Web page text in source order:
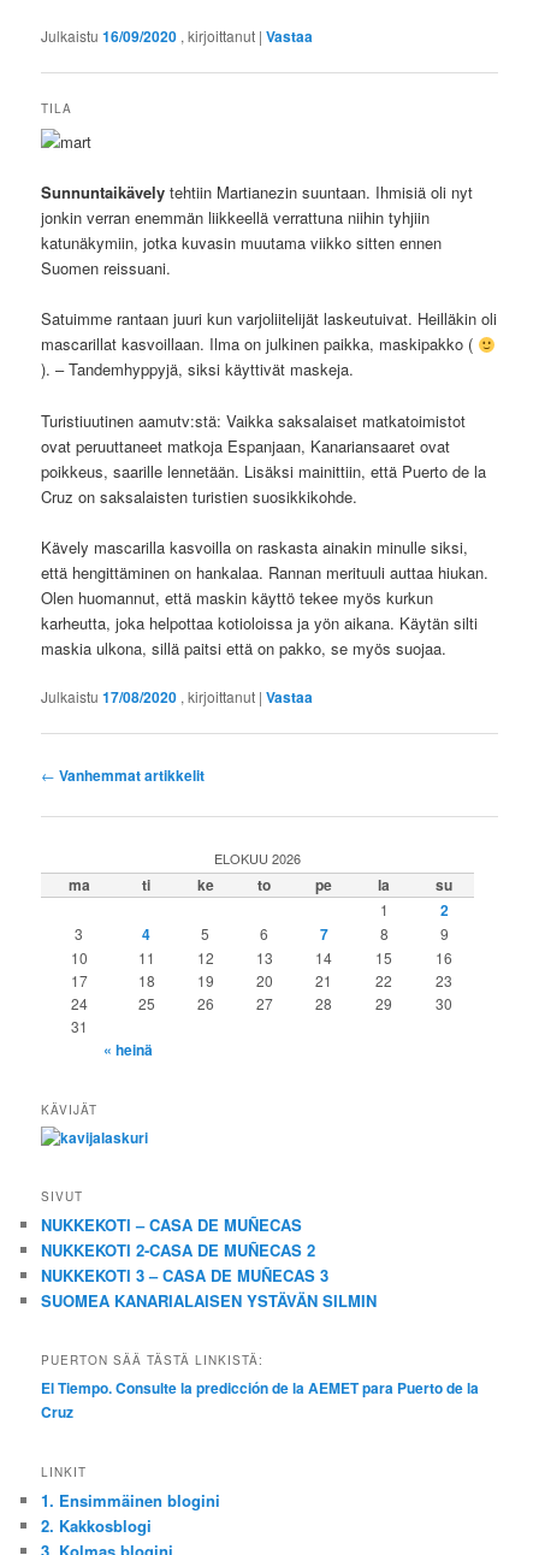
Julkaistu16/09/2020 , kirjoittanut |Vastaa
TILA
Sunnuntaikävely tehtiin Martianezin suuntaan. Ihmisiä oli nyt
jonkin verran enemmän liikkeellä verrattuna niihin tyhjiin
katunäkymiin, jotka kuvasin muutama viikko sitten ennen
Suomen reissuani.
Satuimme rantaan juuri kun varjoliitelijät laskeutuivat. Heilläkin oli
mascarillat kasvoillaan. Ilma on julkinen paikka, maskipakko (
). – Tandemhyppyjä, siksi käyttivät maskeja.
Turistiuutinen aamutv:stä: Vaikka saksalaiset matkatoimistot
ovat peruuttaneet matkoja Espanjaan, Kanariansaaret ovat
poikkeus, saarille lennetään. Lisäksi mainittiin, että Puerto de la
Cruz on saksalaisten turistien suosikkikohde.
Kävely mascarilla kasvoilla on raskasta ainakin minulle siksi,
että hengittäminen on hankalaa. Rannan merituuli auttaa hiukan.
Olen huomannut, että maskin käyttö tekee myös kurkun
karheutta, joka helpottaa kotioloissa ja yön aikana. Käytän silti
maskia ulkona, sillä paitsi että on pakko, se myös suojaa.
Julkaistu17/08/2020 , kirjoittanut |Vastaa
Artikkelien
← Vanhemmat artikkelit
ELOKUU 2026
ma ti ke to pe la su
1 2
3 4 5 6 7 8
9
10
11 12 13 14 15
16
17
18 19 20 21 22
23
24
25 26 27 28 29
30
31
« heinä
KÄVIJÄT
SIVUT
NUKKEKOTI – CASA DE MUÑECAS
NUKKEKOTI 2-CASA DE MUÑECAS 2
NUKKEKOTI 3 – CASA DE MUÑECAS 3
SUOMEA KANARIALAISEN YSTÄVÄN SILMIN
PUERTON SÄÄ TÄSTÄ LINKISTÄ:
El Tiempo. Consulte la predicción de la AEMET para Puerto de la
Cruz
LINKIT
1. Ensimmäinen blogini
2. Kakkosblogi